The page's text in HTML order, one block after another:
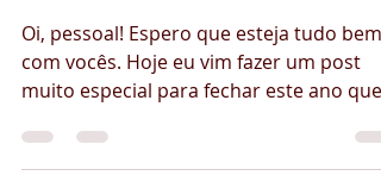
Por onde andei
Oi, pessoal! Espero que esteja tudo bem
com vocês. Hoje eu vim fazer um post
muito especial para fechar este ano que